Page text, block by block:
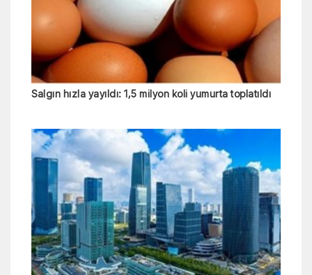
Salgın hızla yayıldı: 1,5 milyon koli yumurta toplatıldı